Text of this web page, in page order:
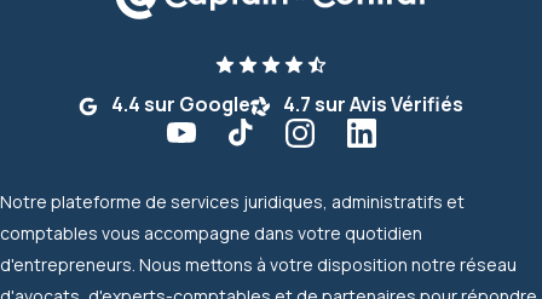
4.4 sur Google 4.7 sur Avis Vérifiés
Notre plateforme de services juridiques, administratifs et
comptables vous accompagne dans votre quotidien
d'entrepreneurs. Nous mettons à votre disposition notre réseau